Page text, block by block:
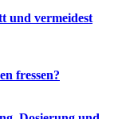
und vermeidest
fressen?